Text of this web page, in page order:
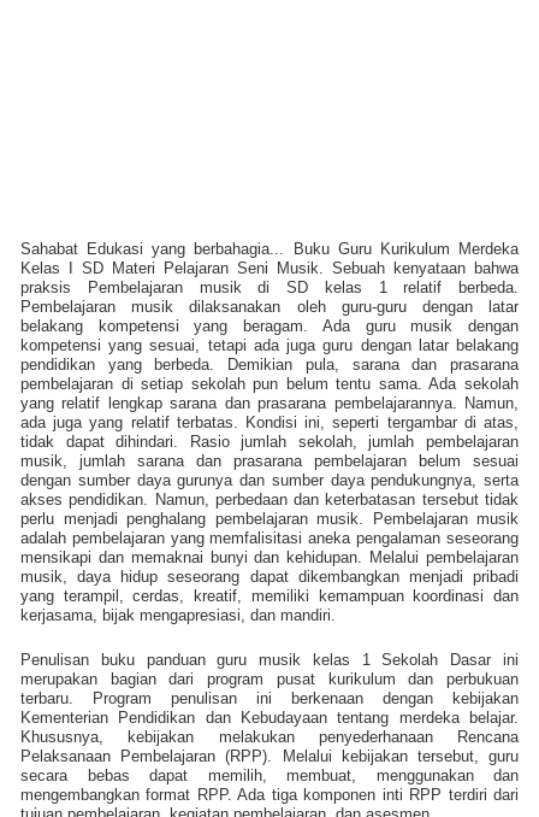
Sahabat Edukasi yang berbahagia... Buku Guru Kurikulum Merdeka
Kelas I SD Materi Pelajaran Seni Musik. Sebuah kenyataan bahwa
praksis Pembelajaran musik di SD kelas 1 relatif berbeda.
Pembelajaran musik dilaksanakan oleh guru-guru dengan latar
belakang kompetensi yang beragam. Ada guru musik dengan
kompetensi yang sesuai, tetapi ada juga guru dengan latar belakang
pendidikan yang berbeda. Demikian pula, sarana dan prasarana
pembelajaran di setiap sekolah pun belum tentu sama. Ada sekolah
yang relatif lengkap sarana dan prasarana pembelajarannya. Namun,
ada juga yang relatif terbatas. Kondisi ini, seperti tergambar di atas,
tidak dapat dihindari. Rasio jumlah sekolah, jumlah pembelajaran
musik, jumlah sarana dan prasarana pembelajaran belum sesuai
dengan sumber daya gurunya dan sumber daya pendukungnya, serta
akses pendidikan. Namun, perbedaan dan keterbatasan tersebut tidak
perlu menjadi penghalang pembelajaran musik. Pembelajaran musik
adalah pembelajaran yang memfalisitasi aneka pengalaman seseorang
mensikapi dan memaknai bunyi dan kehidupan. Melalui pembelajaran
musik, daya hidup seseorang dapat dikembangkan menjadi pribadi
yang terampil, cerdas, kreatif, memiliki kemampuan koordinasi dan
kerjasama, bijak mengapresiasi, dan mandiri.
Penulisan buku panduan guru musik kelas 1 Sekolah Dasar ini
merupakan bagian dari program pusat kurikulum dan perbukuan
terbaru. Program penulisan ini berkenaan dengan kebijakan
Kementerian Pendidikan dan Kebudayaan tentang merdeka belajar.
Khususnya, kebijakan melakukan penyederhanaan Rencana
Pelaksanaan Pembelajaran (RPP). Melalui kebijakan tersebut, guru
secara bebas dapat memilih, membuat, menggunakan dan
mengembangkan format RPP. Ada tiga komponen inti RPP terdiri dari